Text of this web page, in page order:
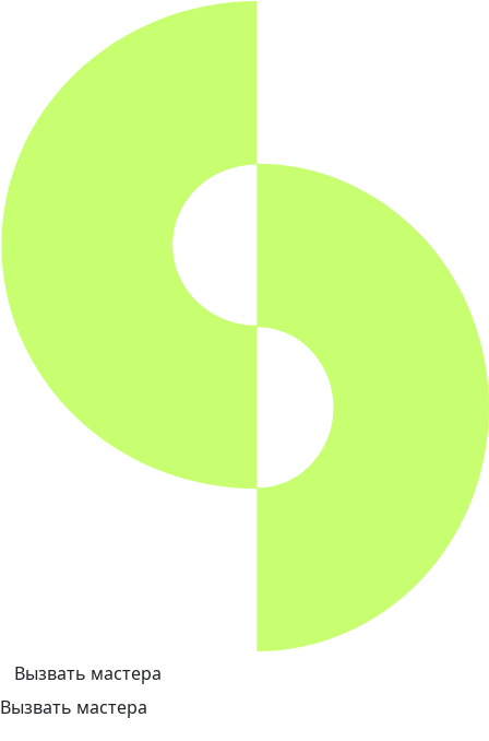
Вызвать мастера
Вызвать мастера